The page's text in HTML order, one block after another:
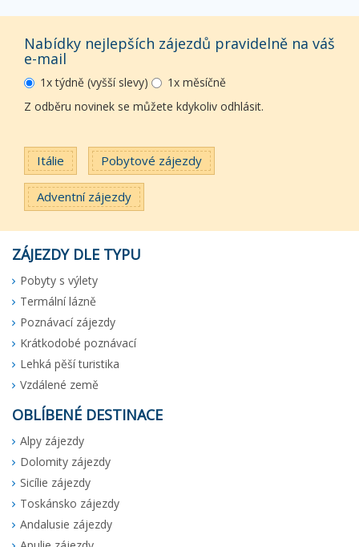
Nabídky nejlepších zájezdů pravidelně na váš
e-mail
1x týdně (vyšší slevy)
1x měsíčně
Z odběru novinek se můžete kdykoliv odhlásit.
Itálie Pobytové zájezdy
Adventní zájezdy
ZÁJEZDY DLE TYPU
Pobyty s výlety
Termální lázně
Poznávací zájezdy
Krátkodobé poznávací
Lehká pěší turistika
Vzdálené země
OBLÍBENÉ DESTINACE
Alpy zájezdy
Dolomity zájezdy
Sicílie zájezdy
Toskánsko zájezdy
Andalusie zájezdy